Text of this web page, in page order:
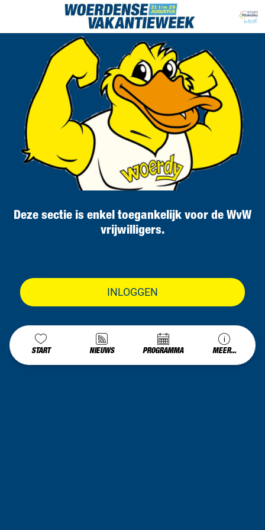
Deze sectie is enkel toegankelijk voor de WvW
vrijwilligers.
INLOGGEN
START NIEUWS PROGRAMMA MEER...